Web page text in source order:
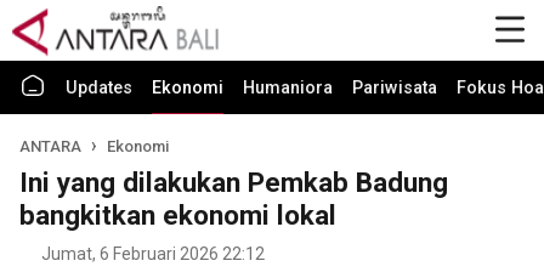
Updates Ekonomi Humaniora Pariwisata Fokus
ANTARA Ekonomi
Ini yang dilakukan Pemkab Badung
bangkitkan ekonomi lokal
Jumat, 6 Februari 2026 22:12